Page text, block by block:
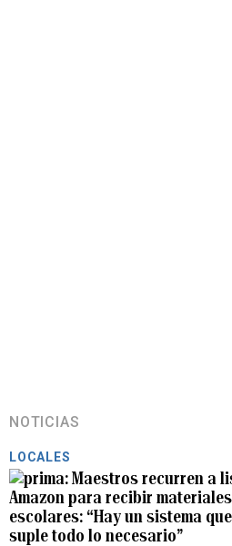
NOTICIAS
LOCALES
Maestros recurren a
Amazon para recibir materiales
escolares: “Hay un sistema
suple todo lo necesario”